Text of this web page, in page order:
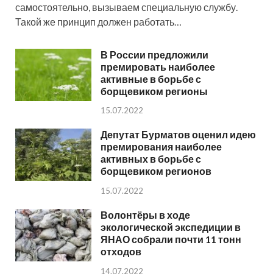
самостоятельно, вызываем специальную службу.
Такой же принцип должен работать…
В России предложили
премировать наиболее
активные в борьбе с
борщевиком регионы
15.07.2022
Депутат Бурматов оценил идею
премирования наиболее
активных в борьбе с
борщевиком регионов
15.07.2022
Волонтёры в ходе
экологической экспедиции в
ЯНАО собрали почти 11 тонн
отходов
14.07.2022